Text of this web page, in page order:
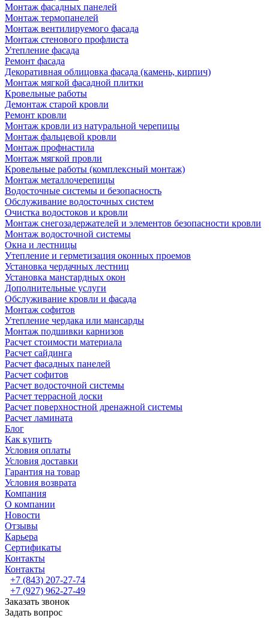
Монтаж фасадных панелей
Монтаж термопанелей
Монтаж вентилируемого фасада
Монтаж стенового профлиста
Утепление фасада
Ремонт фасада
Декоративная облицовка фасада (камень, кирпич)
Монтаж мягкой фасадной плитки
Кровельные работы
Демонтаж старой кровли
Ремонт кровли
Монтаж кровли из натуральной черепицы
Монтаж фальцевой кровли
Монтаж профнастила
Монтаж мягкой провли
Кровельные работы (комплексный монтаж)
Монтаж металлочерепицы
Водосточные системы и безопасность
Обслуживание водосточных систем
Очистка водостоков и кровли
Монтаж снегозадержателей и элементов безопасности кровли
Монтаж водосточной системы
Окна и лестницы
Утепление и герметизация оконных проемов
Установка чердачных лестниц
Установка манстардных окон
Дополнительные услуги
Обслуживание кровли и фасада
Монтаж софитов
Утепление чердака или мансарды
Монтаж подшивки карнизов
Расчет стоимости материала
Расчет сайдинга
Расчет фасадных панелей
Расчет софитов
Расчет водосточной системы
Расчет террасной доски
Расчет поверхностной дренажной системы
Расчет ламината
Блог
Как купить
Условия оплаты
Условия доставки
Гарантия на товар
Условия возврата
Компания
О компании
Новости
Отзывы
Карьера
Сертификаты
Контакты
Контакты
+7 (843) 207-27-74
+7 (927) 962-27-49
Заказать звонок
Задать вопрос